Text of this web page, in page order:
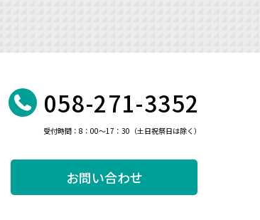
058-271-3352
受付時間：8：00～17：30（土日祝祭日は除く）
お問い合わせ